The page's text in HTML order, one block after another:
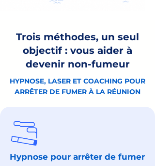
Trois méthodes, un seul
objectif : vous aider à
devenir non-fumeur
HYPNOSE, LASER ET COACHING POUR
ARRÊTER DE FUMER À LA RÉUNION
Hypnose pour arrêter de fumer